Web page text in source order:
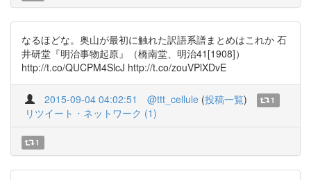
なるほどな。奥山が最初に触れた訳語系譜まとめはこれか 石
井研堂『明治事物起原』（橋南堂、明治41[1908]）
http://t.co/QUCPM4SlcJ http://t.co/zouVPlXDvE
2015-09-04 04:02:51 @ttt_cellule (投稿一覧) 1
リツイート・ネットワーク (1)
1